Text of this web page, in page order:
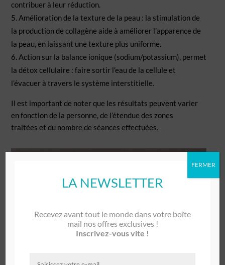
contribuer à leur réduction.
Amélioration de la texture de la peau : la stimulation de
la production de collagène aide à améliorer l’apparence de
la peau, en laissant une texture plus uniforme.
Action sur la balance ionique (sodium/potassium), permet
la détox cellulaire : faire sortir l’eau de la cellule et
l’évacuer à travers le système interstitielle.
Il est important de noter que les résultats peuvent varier
en fonction de la personne, de l’étendue des zones
traitées et du nombre de séances effectuées.
LA NEWSLETTER
Recevez avant tout le monde dans votre boîte
mail nos offres exclusives !
Inscrivez-vous vite !
FERMER